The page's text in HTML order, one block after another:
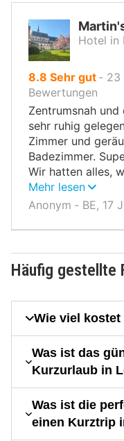
Hotel in
8.8 von
10,
Sehr gut ‐ 23
Bewertungen
Zentrumsnah und
sehr ruhig
Zimmer und
Badezimmer.
Wir hatten alles,
wünschen konnten!
Mehr lesen
Anonym ‐ BE, 17
Häufig gestellte
Wie viel
Was ist das
Kurzurlaub in
Was ist die
einen Kurztrip